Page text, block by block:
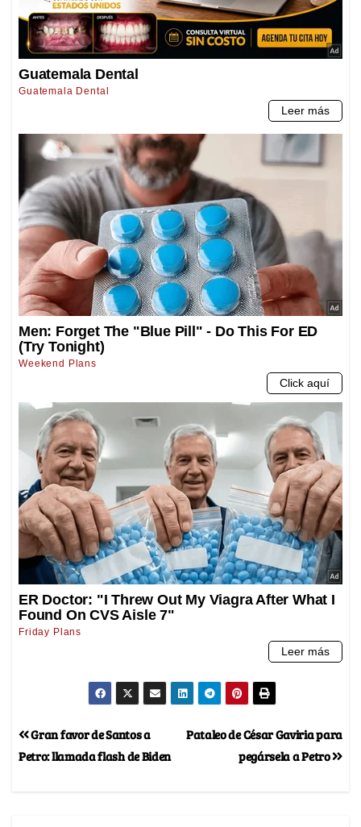
Pataleo de César Gaviria para
pegársela a Petro
Gran favor de Santos a
Petro: llamada flash de Biden